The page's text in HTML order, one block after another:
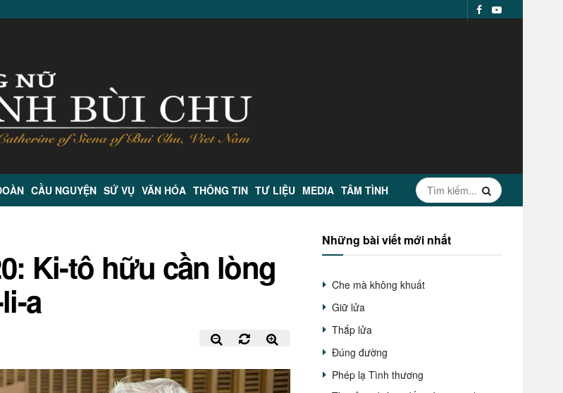
CẦU NGUYỆN SỨ VỤ VĂN HÓA THÔNG TIN TƯ LIỆU MEDIA TÂM TÌNH
Ki-tô hữu cần lòng
a
Những bài viết mới nhất
Che mà không khuất
Giữ lửa
Thắp lửa
Đúng đường
Phép lạ Tình thương